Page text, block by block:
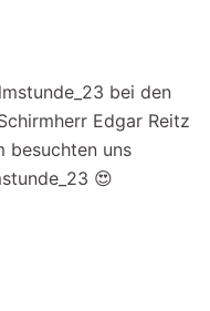
bei den
Edgar Reitz
besuchten uns
😍